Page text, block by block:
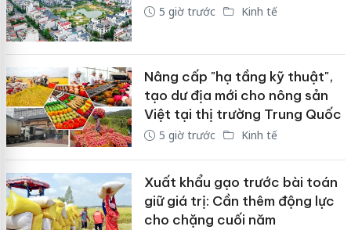
5 giờ trước Kinh tế
Nâng cấp "hạ tầng kỹ thuật",
tạo dư địa mới cho nông sản
Việt tại thị trường Trung Quốc
5 giờ trước Kinh tế
Xuất khẩu gạo trước bài toán
giữ giá trị: Cần thêm động lực
cho chặng cuối năm